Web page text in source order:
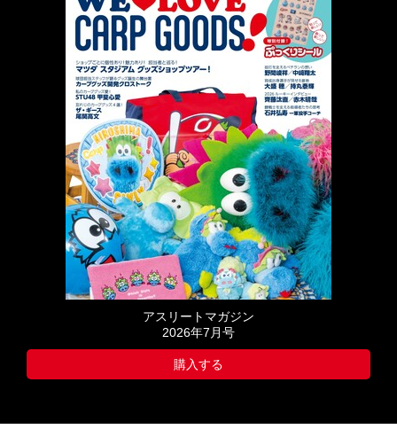
アスリートマガジン
2026年7月号
購入する